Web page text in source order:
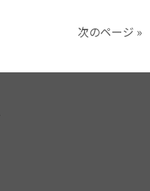
次のページ »